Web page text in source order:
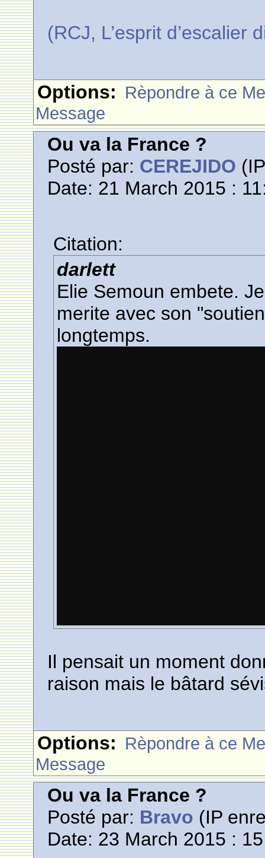
(RCJ, L’esprit d’escalier
Options: Rèpondre à ce
Message
Ou va la France ?
Posté par: CEREJIDO
Date: 21 March 2015 :
Citation:
darlett
Elie Semoun embete.
merite avec son
longtemps.
Il pensait un moment
raison mais le bâtard
Options: Rèpondre à ce
Message
Ou va la France ?
Posté par: Bravo (IP
Date: 23 March 2015 :